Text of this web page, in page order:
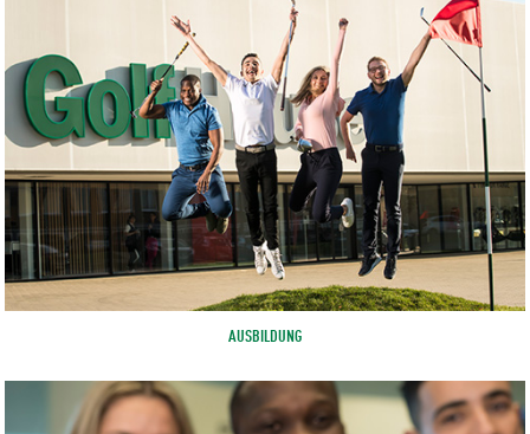
AUSBILDUNG